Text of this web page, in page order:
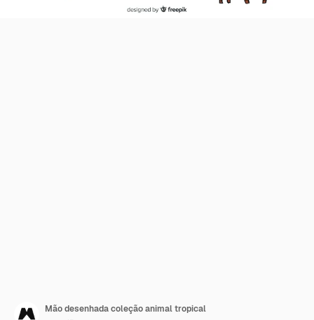
Mão desenhada coleção animal tropical